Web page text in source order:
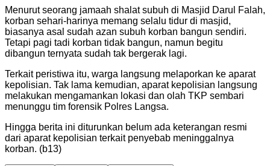
Menurut seorang jamaah shalat subuh di Masjid Darul Falah,
korban sehari-harinya memang selalu tidur di masjid,
biasanya asal sudah azan subuh korban bangun sendiri.
Tetapi pagi tadi korban tidak bangun, namun begitu
dibangun ternyata sudah tak bergerak lagi.
Terkait peristiwa itu, warga langsung melaporkan ke aparat
kepolisian. Tak lama kemudian, aparat kepolisian langsung
melakukan mengamankan lokasi dan olah TKP sembari
menunggu tim forensik Polres Langsa.
Hingga berita ini diturunkan belum ada keterangan resmi
dari aparat kepolisian terkait penyebab meninggalnya
korban. (b13)